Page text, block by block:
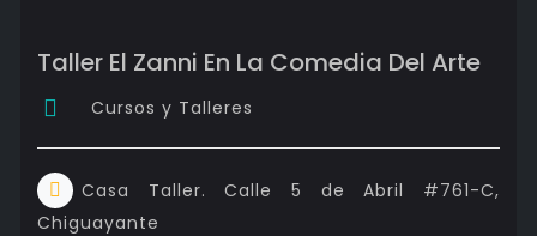
Taller El Zanni En La Comedia Del Arte
Cursos y Talleres
Casa Taller. Calle 5 de Abril #761-C,
Chiguayante